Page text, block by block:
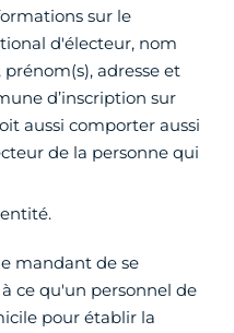
sur le
d'électeur, nom
adresse et
d’inscription sur
aussi comporter aussi
de la personne qui
mandant de se
ce qu'un personnel de
pour établir la